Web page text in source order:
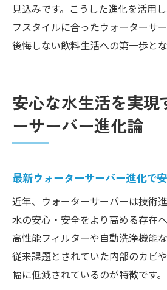
見込みです。こうした進化を活用
フスタイルに合ったウォーターサ
後悔しない飲料生活への第一歩とな
安心な水生活を実現
ーサーバー進化論
最新ウォーターサーバー進化で
近年、ウォーターサーバーは技術
水の安心・安全をより高める存在へ
高性能フィルターや自動洗浄機能な
従来課題とされていた内部のカビ
幅に低減されているのが特徴です。